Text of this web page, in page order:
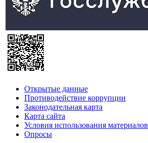
Открытые данные
Противодействие коррупции
Законодательная карта
Карта сайта
Условия использования материалов
Опросы